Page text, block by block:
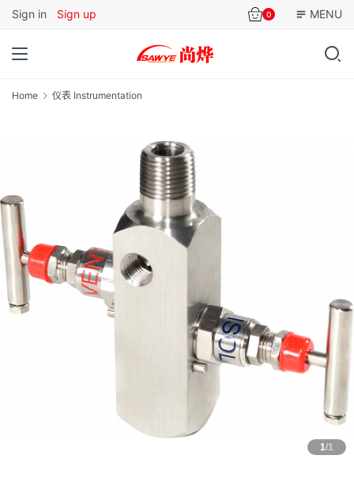
Sign in Sign up 0 MENU
Home 仪表 Instrumentation
1/1